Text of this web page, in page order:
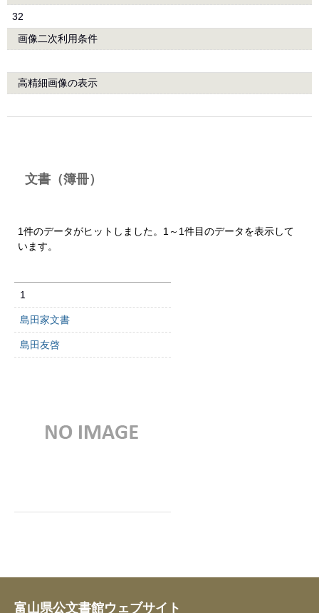
32
画像二次利用条件
高精細画像の表示
文書（簿冊）
1件のデータがヒットしました。1～1件目のデータを表示して
います。
1
島田家文書
島田友啓
富山県公文書館ウェブサイト